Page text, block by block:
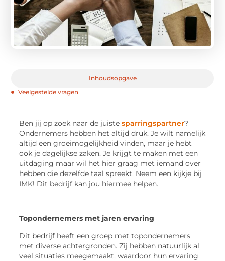
Inhoudsopgave
Veelgestelde vragen
Ben jij op zoek naar de juistesparringspartner?
Ondernemers hebben het altijd druk. Je wilt namelijk
altijd een groeimogelijkheid vinden, maar je hebt
ook je dagelijkse zaken. Je krijgt te maken met een
uitdaging maar wil het hier graag met iemand over
hebben die dezelfde taal spreekt. Neem een kijkje bij
IMK! Dit bedrijf kan jou hiermee helpen.
Topondernemers met jaren ervaring
Dit bedrijf heeft een groep met topondernemers
met diverse achtergronden. Zij hebben natuurlijk al
veel situaties meegemaakt, waardoor hun ervaring